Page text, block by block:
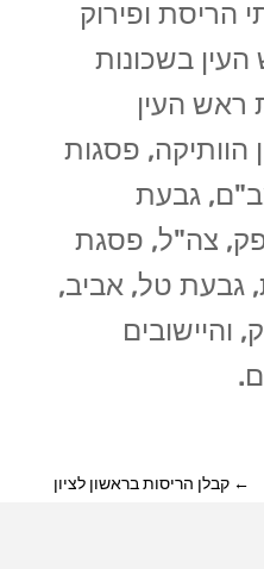
הריסת ופירוק
בשכונות
ראש העין
פסגות
גבעת
צה"ל, פסגת
גבעת טל, אביב,
והיישובים
←קבלן הריסות בראשון לציון